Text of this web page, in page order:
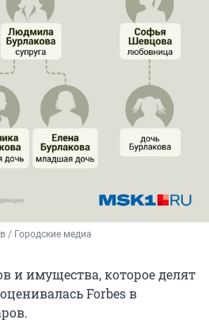
/ Городские медиа
и имущества, которое делят
Forbes в